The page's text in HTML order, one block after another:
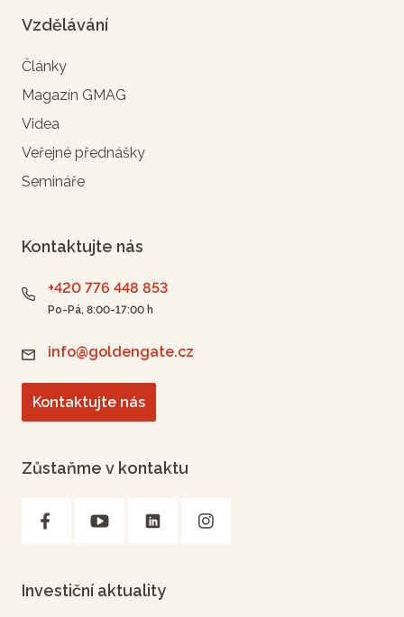
Vzdělávání
Články
Magazín GMAG
Videa
Veřejné přednášky
Semináře
Kontaktujte nás
+420 776 448 853
Po-Pá, 8:00-17:00 h
info@goldengate.cz
Kontaktujte nás
Zůstaňme v kontaktu
Investiční aktuality